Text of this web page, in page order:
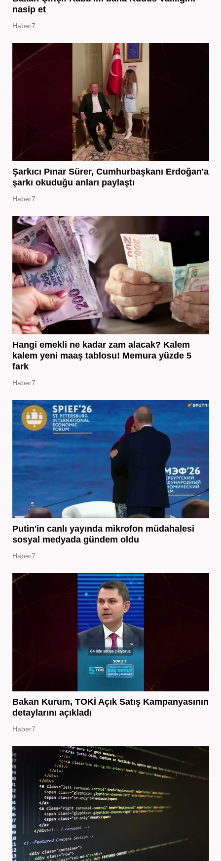
nasip et
Haber7
Şarkıcı Pınar Sürer, Cumhurbaşkanı Erdoğan'a
şarkı okuduğu anları paylaştı
Haber7
Hangi emekli ne kadar zam alacak? Kalem
kalem yeni maaş tablosu! Memura yüzde 5
fark
Haber7
Putin'in canlı yayında mikrofon müdahalesi
sosyal medyada gündem oldu
Haber7
Bakan Kurum, TOKİ Açık Satış Kampanyasının
detaylarını açıkladı
Haber7